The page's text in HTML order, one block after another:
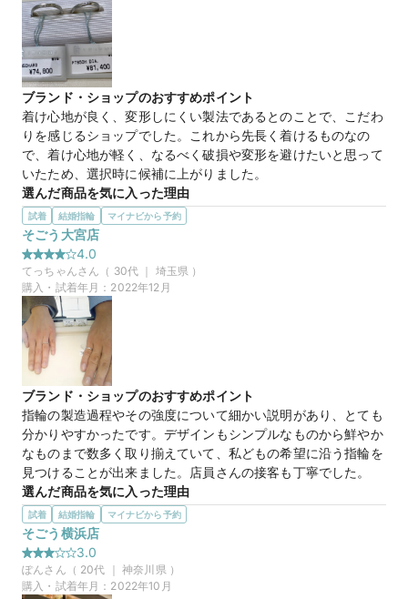
知っているというこだわりが良く、つけるのがとても楽しみで
す。結婚指輪は付け心地などを大切にしたいと思って選んだの
ですが予定よりかなり格安なものを購入しました。自分の気に
入るものと出会えてよかったです。
この店舗の良かったところ
日曜夕方に来店したこともあり、静かに見学できました。お店
も綺麗で、接客が丁寧で居心地が良かったです。スムーズに契
約を結べて、時間も予想以内で済みました。私たちのいろんな
意見を一つ一つ積んでいただいた店長さんには感謝いたしま
す。
商品名 【CHARMY】トリスター
価格帯
マイナビ限定 来店特典
この店舗のおすすめ特典情報
マイナビ限定＼土日祝早得特典／11時～13時までのご来店でさらに
1,000円分ギフトカード
ブランド・ショップのおすすめポイント
着け心地が良く、変形しにくい製法であるとのことで、こだわ
りを感じるショップでした。これから先長く着けるものなの
で、着け心地が軽く、なるべく破損や変形を避けたいと思って
いたため、選択時に候補に上がりました。
選んだ商品を気に入った理由
ストレートで、デザインがクロスの物を探していたので、この
商品が気になりました。ななめにダイヤが配置していること
で、装着した時にスリムに見えるのが良かったです。また、ペ
アであることが分かりやすいデザインなのも良かったです。
マイナビ限定
この店舗のおすすめ特典情報
マイナビ限定＼土日祝早得特典／11時～13時までのご来店でさらに
1,000円分ギフトカード
試着 結婚指輪 マイナビから予約
そごう大宮店
4.0
てっちゃんさん（ 30代 ｜ 埼玉県 ）
購入・試着年月： 2022年12月
ブランド・ショップのおすすめポイント
指輪の製造過程やその強度について細かい説明があり、とても
分かりやすかったです。デザインもシンプルなものから鮮やか
なものまで数多く取り揃えていて、私どもの希望に沿う指輪を
見つけることが出来ました。店員さんの接客も丁寧でした。
選んだ商品を気に入った理由
結婚指輪を探していました。私はそれほど鮮やかではなく、日
常生活を送っていても傷まないだけの強度を重視していまし
た。今回紹介された商品は、厚さ2.5mmで薄めであるにも関
わらず、鍛造製法なので強度があり、つけ心地も良かったので
気に入りました。
試着 結婚指輪 マイナビから予約
そごう横浜店
3.0
ぽんさん（ 20代 ｜神奈川県）
購入・試着年月： 2022年10月